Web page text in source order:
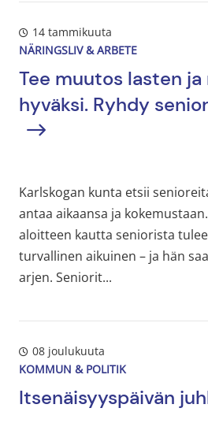
14 tammikuuta
NÄRINGSLIV & ARBETE
Tee muutos lasten
hyväksi. Ryhdy
Karlskogan kunta etsii
antaa aikaansa ja
aloitteen kautta seniorista
turvallinen aikuinen – ja hän
arjen. Seniorit...
08 joulukuuta
KOMMUN & POLITIK
Itsenäisyyspäivän